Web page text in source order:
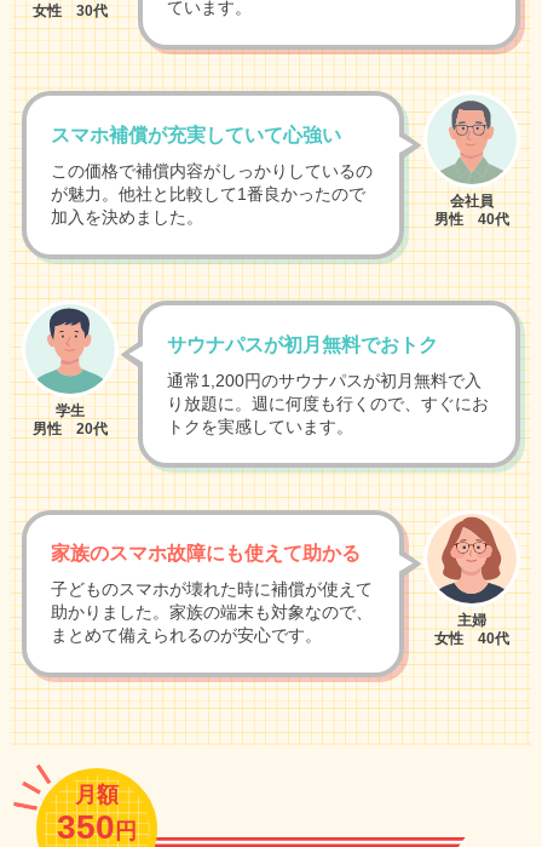
女性 30代
ています。
会社員
男性 40代
スマホ補償が充実していて心強い
この価格で補償内容がしっかりしているの
が魅力。他社と比較して1番良かったので
加入を決めました。
学生
男性 20代
サウナパスが初月無料でおトク
通常1,200円のサウナパスが初月無料で入
り放題に。週に何度も行くので、すぐにお
トクを実感しています。
主婦
女性 40代
家族のスマホ故障にも使えて助かる
子どものスマホが壊れた時に補償が使えて
助かりました。家族の端末も対象なので、
まとめて備えられるのが安心です。
月額
350円